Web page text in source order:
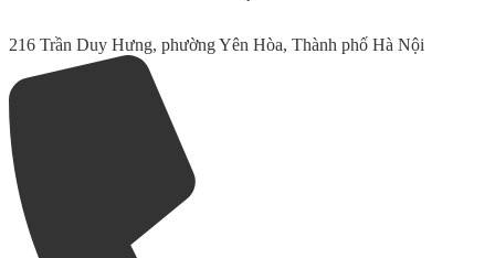
216 Trần Duy Hưng, phường Yên Hòa, Thành phố Hà Nội